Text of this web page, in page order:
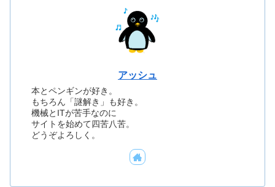
アッシュ
本とペンギンが好き。
もちろん「謎解き」も好き。
機械とITが苦手なのに
サイトを始めて四苦八苦。
どうぞよろしく。